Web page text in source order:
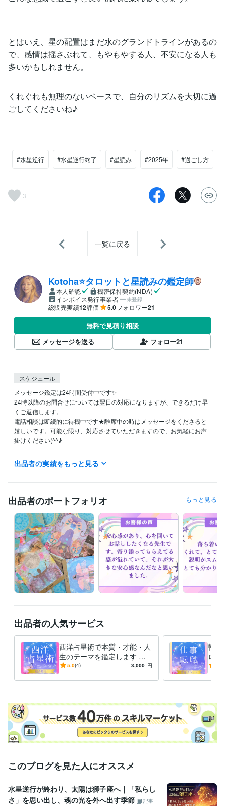
とはいえ、星の配置はまだ水のグランドトラインがあるの
で、感情は揺さぶれて、もやもやする人、不安になる人も
多いかもしれません。
くれぐれも無理のないペースで、自分のリズムを大切に過
ごしてくださいね♪
#水星逆行 #水星逆行終了 #星読み #2025年 #過ごし方
3
一覧に戻る
Kotoha⭐タロットと星読みの鑑定師
本人確認
機密保持契約(NDA)
インボイス発行事業者
未登録
総販売実績12評価 5.0フォロワー21
無料で見積り相談
メッセージを送る
フォロー21
スケジュール
メッセージ鑑定は24時間受付中です✨
24時以降のお問合せについては翌日の対応になりますが、できるだけ早
くご返信します。
電話相談は断続的に待機中です★離席中の時はメッセージをくださると
嬉しいです。可能な限り、対応させていただきますので、お気軽にお声
掛けください(^^♪
★離席中の場合は、商品ページの『出品者に質問』から「可能なお時間
ありますか？」「何時から待機しますか？』とメッセージをお送りくだ
経験職種
クリエイター / コピーライター 経験年数 : 3年
クリエイター / ライター・編集 経験年数 : 5年
ライフスタイル・その他 / 占い師 経験年数 : 3年
受賞歴
ココナラ占い師開始
資格・検定
メンタル心理カウンセラー 取得年 : 2020年
タロットカード士 取得年 : 2020年
プログラミング言語・フレームワーク
HTML:2年
ビジネス・クリエイティブツール
Excel:20年Google サイト:4年
Google スプレッドシート:4年
Google ドキュメント:4年
人の隠れた魅力や可能性を見つけること:20年
「なんか話したくなる」と思わせる不思議な安心感:20年
人の価値観を否定せずに素直に受け止められること:20年
得意分野
出品者の実績をもっと見る
出品者のポートフォリオ もっと見る
出品者の人気サービス
西洋占星術で本質・才能・人
生のテーマを鑑定します 占
星術スクールの元ライターが
鑑定書
5.0(4) 3,000 円
転職
ロッ
でい
このブログを見た人にオススメ
水星逆行が終わり、太陽は獅子座へ｜「私らし
さ」を思い出し、魂の光を外へ出す季節
記事